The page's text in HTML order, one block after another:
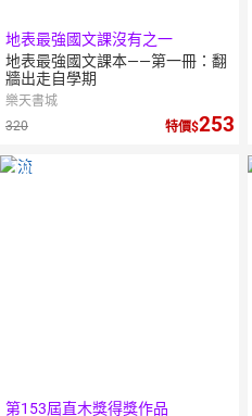
地表最強國文課沒有之一
地表最強國文課本——第一冊：翻
牆出走自學期
樂天書城
320
特價 253
10倍
第153屆直木獎得獎作品